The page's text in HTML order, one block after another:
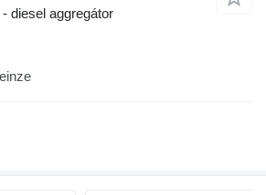
diesel aggregátor